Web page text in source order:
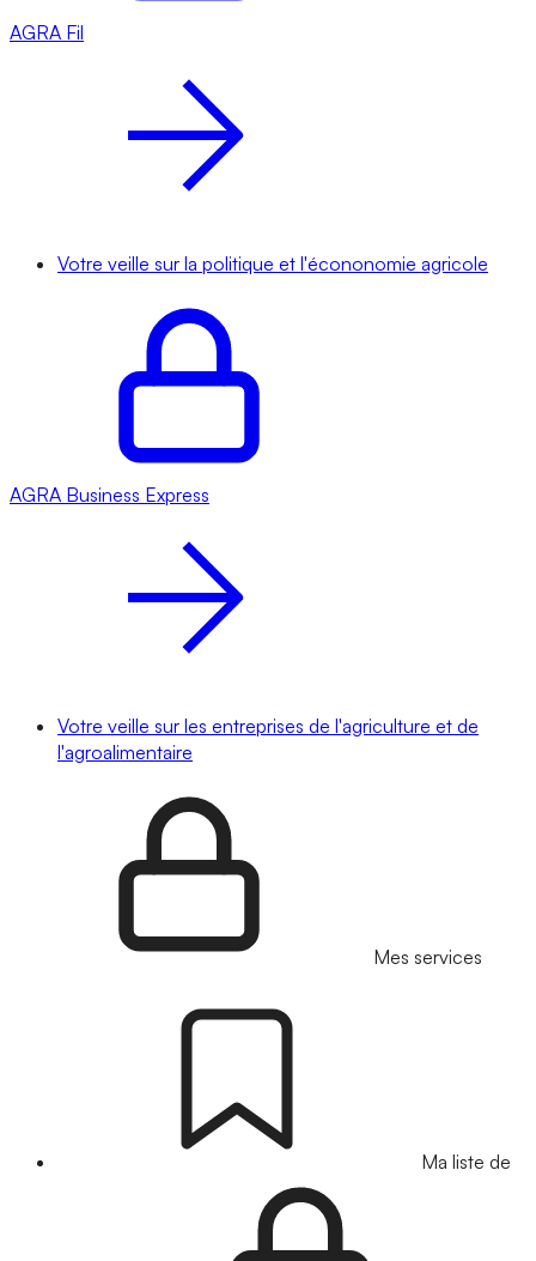
AGRA Fil
Votre veille sur la politique et l'écononomie agricole
AGRA Business Express
Votre veille sur les entreprises de l'agriculture et de
l'agroalimentaire
Mes services
Ma liste de